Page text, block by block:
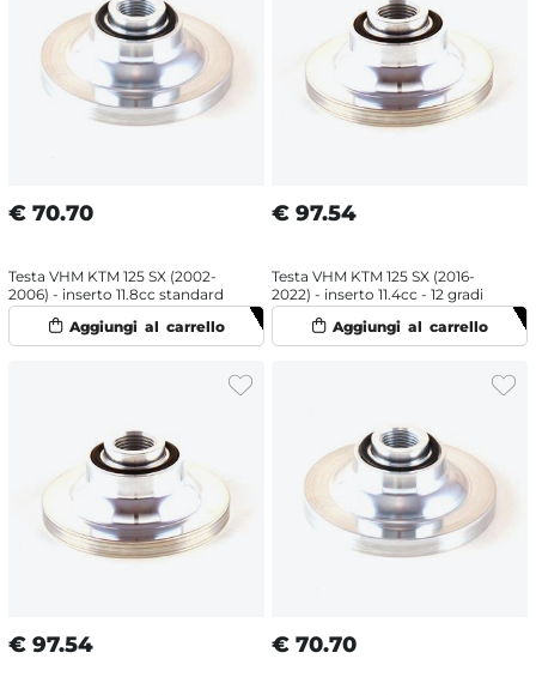
€ 70.70
Testa VHM KTM 125 SX (2002-
2006) - inserto 11.8cc standard
€ 97.54
Testa VHM KTM 125 SX (2016-
2022) - inserto 11.4cc - 12 gradi
€ 97.54 € 70.70